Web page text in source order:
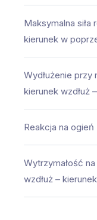
Maksymalna siła
kierunek w
Wydłużenie przy
kierunek wzdłuż
Reakcja na ogień
Wytrzymałość
wzdłuż –